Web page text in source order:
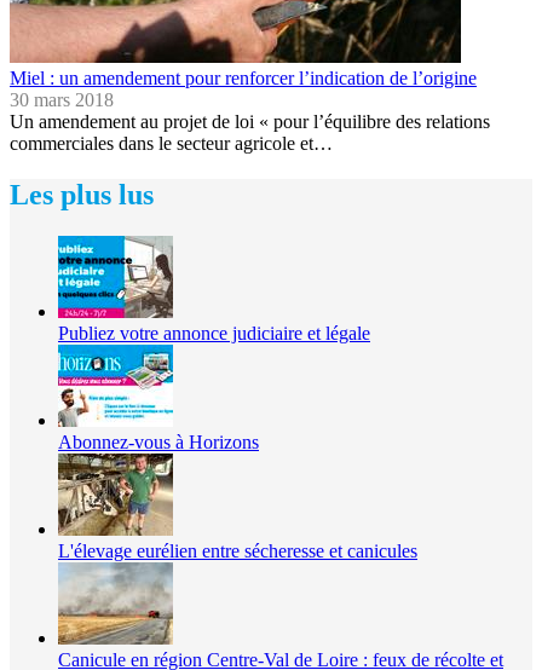
Miel : un amendement pour renforcer l’indication de l’origine
30 mars 2018
Un amendement au projet de loi « pour l’équilibre des relations
commerciales dans le secteur agricole et…
Les plus lus
Publiez votre annonce judiciaire et légale
Abonnez-vous à Horizons
L'élevage eurélien entre sécheresse et canicules
Canicule en région Centre-Val de Loire : feux de récolte et